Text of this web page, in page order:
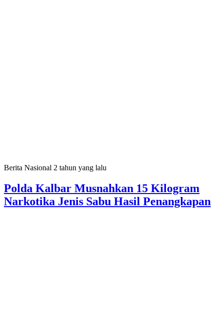
Berita Nasional 2 tahun yang lalu
Polda Kalbar Musnahkan 15 Kilogram
Narkotika Jenis Sabu Hasil Penangkapan